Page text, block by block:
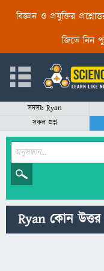
বিজ্ঞান ও প্রযুক্তির
জিতে নিন
সদস্যঃ Ryan
সকল প্রশ্ন
Ryan কোন উত্তর